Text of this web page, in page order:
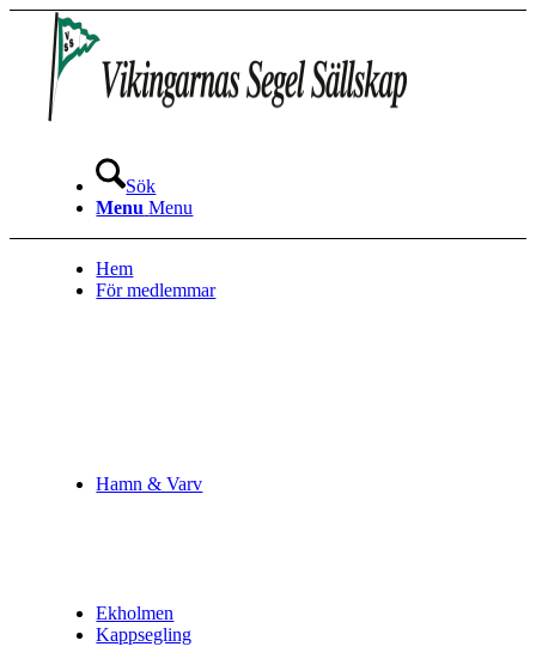
Sök
Menu Menu
Hem
För medlemmar
Hamn & Varv
Ekholmen
Kappsegling